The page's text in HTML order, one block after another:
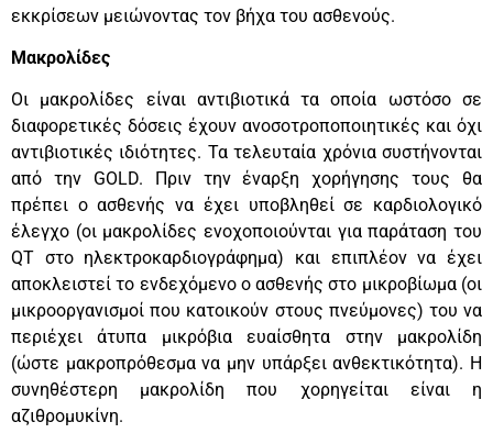
εκκρίσεων μειώνοντας τον βήχα του ασθενούς.
Μακρολίδες
Οι μακρολίδες είναι αντιβιοτικά τα οποία ωστόσο σε
διαφορετικές δόσεις έχουν ανοσοτροποποιητικές και όχι
αντιβιοτικές ιδιότητες. Τα τελευταία χρόνια συστήνονται
από την GOLD. Πριν την έναρξη χορήγησης τους θα
πρέπει ο ασθενής να έχει υποβληθεί σε καρδιολογικό
έλεγχο (οι μακρολίδες ενοχοποιούνται για παράταση του
QT στο ηλεκτροκαρδιογράφημα) και επιπλέον να έχει
αποκλειστεί το ενδεχόμενο ο ασθενής στο μικροβίωμα (οι
μικροοργανισμοί που κατοικούν στους πνεύμονες) του να
περιέχει άτυπα μικρόβια ευαίσθητα στην μακρολίδη
(ώστε μακροπρόθεσμα να μην υπάρξει ανθεκτικότητα). Η
συνηθέστερη μακρολίδη που χορηγείται είναι η
αζιθρομυκίνη.